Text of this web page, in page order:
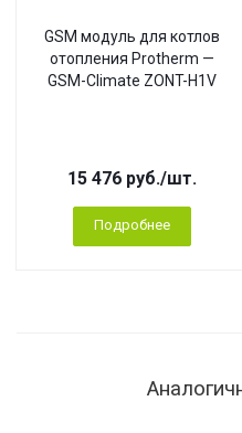
GSM модуль для котлов
отопления Protherm —
GSM-Climate ZONT-H1V
15 476 руб./шт.
Подробнее